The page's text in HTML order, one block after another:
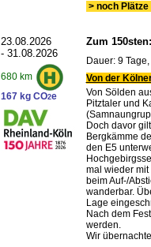
> noch
23.08.2026
- 31.08.2026
680 km
167 kg CO2e
Zum
Dauer: 9
Von der
Von Sölden
Pitztaler und
Doch davor
Bergkämme
den E5
mal wieder
beim Auf-/
wanderbar.
Lage
Nach dem
werden.
Wir